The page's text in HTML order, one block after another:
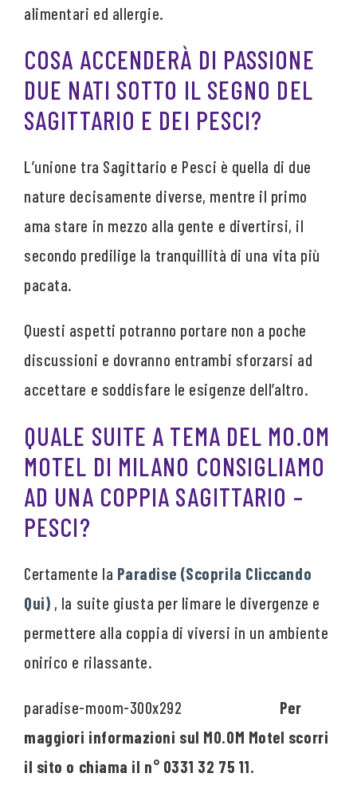
alimentari ed allergie.
COSA ACCENDERÀ DI PASSIONE
DUE NATI SOTTO IL SEGNO DEL
SAGITTARIO E DEI PESCI?
L’unione tra Sagittario e Pesci è quella di due
nature decisamente diverse, mentre il primo
ama stare in mezzo alla gente e divertirsi, il
secondo predilige la tranquillità di una vita più
pacata.
Questi aspetti potranno portare non a poche
discussioni e dovranno entrambi sforzarsi ad
accettare e soddisfare le esigenze dell’altro.
QUALE SUITE A TEMA DEL MO.OM
MOTEL DI MILANO CONSIGLIAMO
AD UNA COPPIA SAGITTARIO –
PESCI?
Certamente la Paradise (Scoprila Cliccando
Qui) , la suite giusta per limare le divergenze e
permettere alla coppia di viversi in un ambiente
onirico e rilassante.
Per
maggiori informazioni sul MO.OM Motel scorri
il sito o chiama il n° 0331 32 75 11.